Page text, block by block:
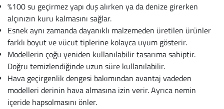
Softstep
Anatomik
Natura
Handmade
Yağmurluk
Panduf
Terlik
Sandalet
Yastıklar
Süt Pompası
Maske
Siperlik
Scholl
SuperFit
Thuasne
Valleverde
%100 su geçirmez yapı duş alırken ya da denize girerken
alçınızın kuru kalmasını sağlar.
Esnek aynı zamanda dayanıklı malzemeden üretilen ürünler
farklı boyut ve vücut tiplerine kolayca uyum gösterir.
Modellerin çoğu yeniden kullanılabilir tasarıma sahiptir.
Doğru temizlendiğinde uzun süre kullanılabilir.
Hava geçirgenlik dengesi bakımından avantaj vadeden
modelleri derinin hava almasına izin verir. Ayrıca nemin
içeride hapsolmasını önler.